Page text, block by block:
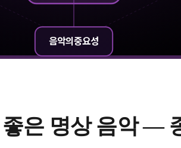
음악의중요성
은 명상 음악 —